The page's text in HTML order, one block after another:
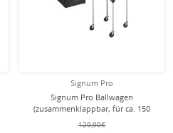
Signum Pro
Signum Pro Ballwagen
(zusammenklappbar, für ca. 150
Tennisbälle) schwarz - 1 Stück
129,90€